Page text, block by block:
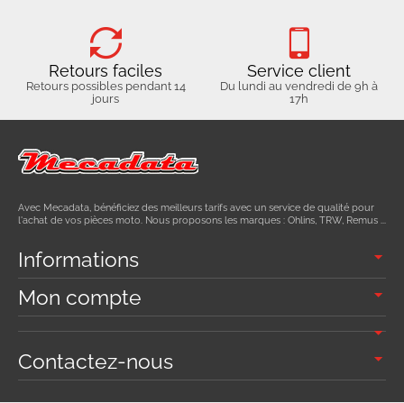
Retours faciles
Retours possibles pendant 14
jours
Service client
Du lundi au vendredi de 9h à
17h
Avec Mecadata, bénéficiez des meilleurs tarifs avec un service de qualité pour
l'achat de vos pièces moto. Nous proposons les marques : Ohlins, TRW, Remus ...
Informations
Mon compte
Contactez-nous